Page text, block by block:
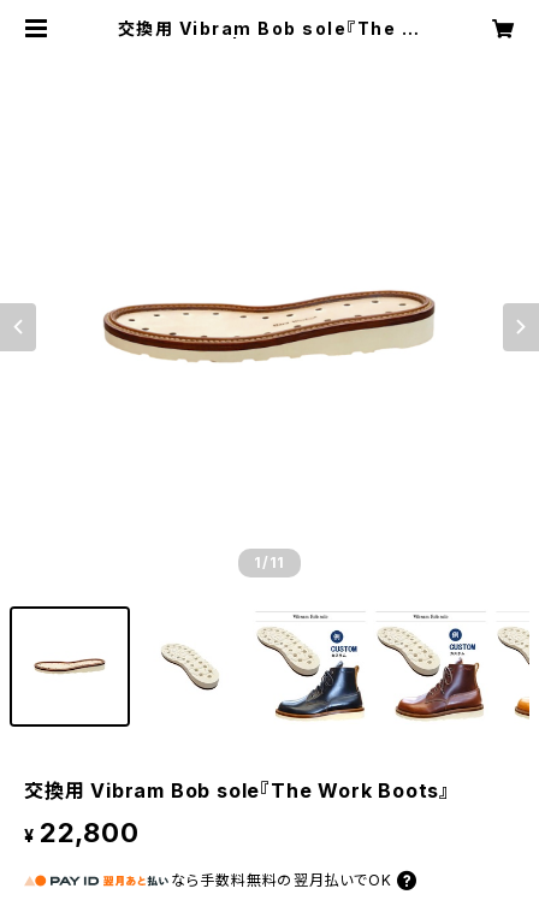
交換用 Vibram Bob sole『The W
1 /11
交換用 Vibram Bob sole『The Work Boots』
¥ 22,800
なら 手数料無料の 翌月払いでOK